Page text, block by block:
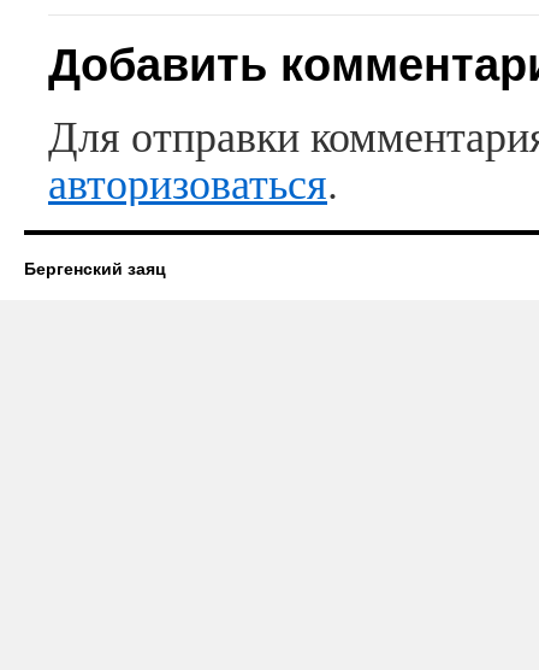
Добавить
Для отправки
авторизоваться.
Бергенский заяц